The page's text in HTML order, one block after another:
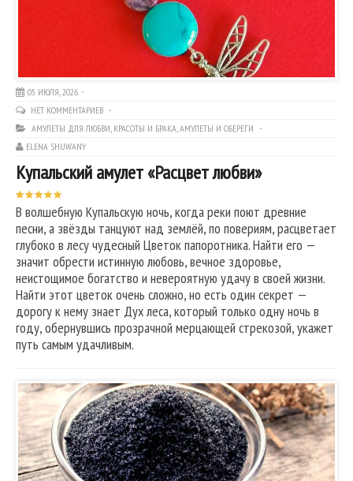
05 ИЮЛЯ, 2026
НЕТ КОММЕНТАРИЕВ
АМУЛЕТЫ ДЛЯ ЛЮБВИ, КРАСОТЫ И БРАКА,АМУЛЕТЫ И ОБЕРЕГИ
ELENA SHUWANY
Купальский амулет «Расцвет любви»
В волшебную Купальскую ночь, когда реки поют древние
песни, а звёзды танцуют над землёй, по повериям, расцветает
глубоко в лесу чудесный Цветок папоротника. Найти его —
значит обрести истинную любовь, вечное здоровье,
неистощимое богатство и невероятную удачу в своей жизни.
Найти этот цветок очень сложно, но есть один секрет —
дорогу к нему знает Дух леса, который только одну ночь в
году, обернувшись прозрачной мерцающей стрекозой, укажет
путь самым удачливым.